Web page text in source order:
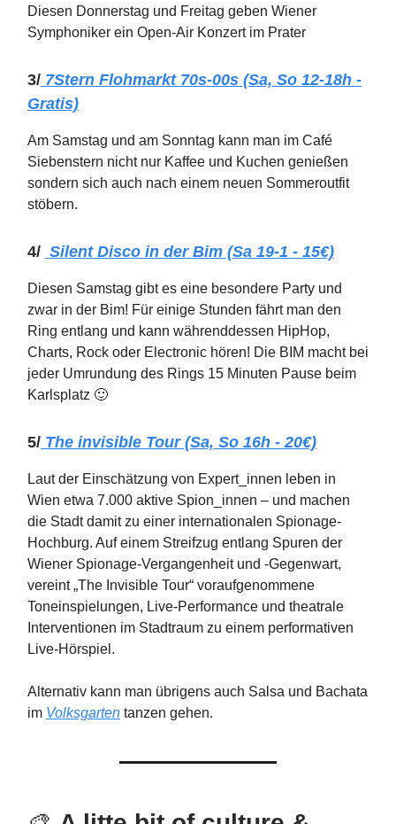
Diesen Donnerstag und Freitag geben Wiener
Symphoniker ein Open-Air Konzert im Prater
3/ 7Stern Flohmarkt 70s-00s (Sa, So 12-18h -
Gratis)
Am Samstag und am Sonntag kann man im Café
Siebenstern nicht nur Kaffee und Kuchen genießen
sondern sich auch nach einem neuen Sommeroutfit
stöbern.
4/ Silent Disco in der Bim (Sa 19-1 - 15€)
Diesen Samstag gibt es eine besondere Party und
zwar in der Bim! Für einige Stunden fährt man den
Ring entlang und kann währenddessen HipHop,
Charts, Rock oder Electronic hören! Die BIM macht bei
jeder Umrundung des Rings 15 Minuten Pause beim
Karlsplatz 🙂
5/ The invisible Tour (Sa, So 16h - 20€)
Laut der Einschätzung von Expert_innen leben in
Wien etwa 7.000 aktive Spion_innen – und machen
die Stadt damit zu einer internationalen Spionage-
Hochburg. Auf einem Streifzug entlang Spuren der
Wiener Spionage-Vergangenheit und -Gegenwart,
vereint „The Invisible Tour“ voraufgenommene
Toneinspielungen, Live-Performance und theatrale
Interventionen im Stadtraum zu einem performativen
Live-Hörspiel.
Alternativ kann man übrigens auch Salsa und Bachata
im Volksgarten tanzen gehen.